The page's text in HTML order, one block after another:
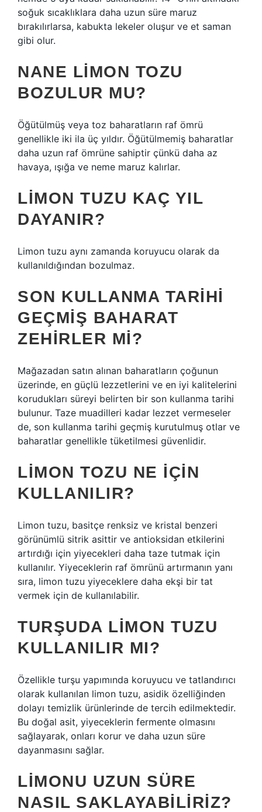
soğuk sıcaklıklara daha uzun süre maruz
bırakılırlarsa, kabukta lekeler oluşur ve et saman
gibi olur.
NANE LIMON TOZU
BOZULUR MU?
Öğütülmüş veya toz baharatların raf ömrü
genellikle iki ila üç yıldır. Öğütülmemiş baharatlar
daha uzun raf ömrüne sahiptir çünkü daha az
havaya, ışığa ve neme maruz kalırlar.
LIMON TUZU KAÇ YIL
DAYANIR?
Limon tuzu aynı zamanda koruyucu olarak da
kullanıldığından bozulmaz.
SON KULLANMA TARIHI
GEÇMIŞ BAHARAT
ZEHIRLER MI?
Mağazadan satın alınan baharatların çoğunun
üzerinde, en güçlü lezzetlerini ve en iyi kalitelerini
korudukları süreyi belirten bir son kullanma tarihi
bulunur. Taze muadilleri kadar lezzet vermeseler
de, son kullanma tarihi geçmiş kurutulmuş otlar ve
baharatlar genellikle tüketilmesi güvenlidir.
LIMON TOZU NE IÇIN
KULLANILIR?
Limon tuzu, basitçe renksiz ve kristal benzeri
görünümlü sitrik asittir ve antioksidan etkilerini
artırdığı için yiyecekleri daha taze tutmak için
kullanılır. Yiyeceklerin raf ömrünü artırmanın yanı
sıra, limon tuzu yiyeceklere daha ekşi bir tat
vermek için de kullanılabilir.
TURŞUDA LIMON TUZU
KULLANILIR MI?
Özellikle turşu yapımında koruyucu ve tatlandırıcı
olarak kullanılan limon tuzu, asidik özelliğinden
dolayı temizlik ürünlerinde de tercih edilmektedir.
Bu doğal asit, yiyeceklerin fermente olmasını
sağlayarak, onları korur ve daha uzun süre
dayanmasını sağlar.
LIMONU UZUN SÜRE
NASIL SAKLAYABILIRIZ?